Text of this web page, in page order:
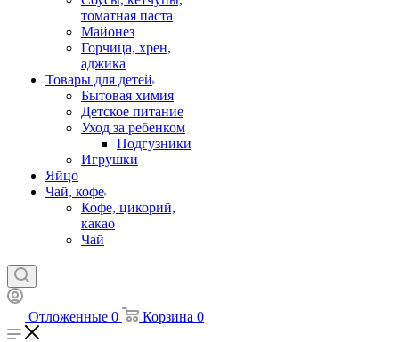
томатная паста
Майонез
Горчица, хрен,
аджика
Товары для детей
Бытовая химия
Детское питание
Уход за ребенком
Подгузники
Игрушки
Яйцо
Чай, кофе
Кофе, цикорий,
какао
Чай
Отложенные 0 Корзина 0